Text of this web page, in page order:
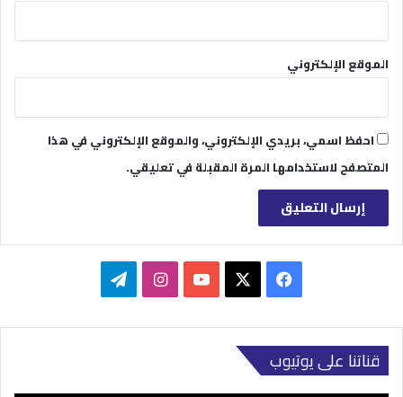
الموقع الإلكتروني
احفظ اسمي، بريدي الإلكتروني، والموقع الإلكتروني في هذا
المتصفح لاستخدامها المرة المقبلة في تعليقي.
فيسبوك ‫YouTubeانستقرامتيلقرام
قناتنا على يوتيوب